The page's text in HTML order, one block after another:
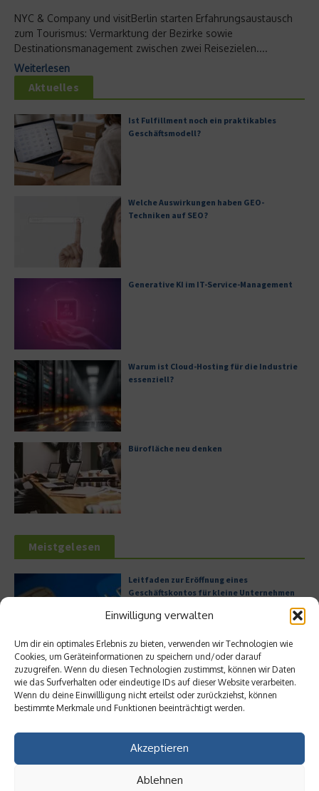
Einwilligung verwalten
Um dir ein optimales Erlebnis zu bieten, verwenden wir Technologien wie
Cookies, um Geräteinformationen zu speichern und/oder darauf
zuzugreifen. Wenn du diesen Technologien zustimmst, können wir Daten
wie das Surfverhalten oder eindeutige IDs auf dieser Website verarbeiten.
Wenn du deine Einwillligung nicht erteilst oder zurückziehst, können
bestimmte Merkmale und Funktionen beeinträchtigt werden.
Akzeptieren
Ablehnen
NYC & Company und visitBerlin starten Erfahrungsaustausch
zum Tourismus: Vermarktung der Bezirke sowie
Destinationsmanagement zwischen zwei Reisezielen....
Weiterlesen
Aktuelles
Ist Fulfillment noch ein praktikables
Geschäftsmodell?
Welche Auswirkungen haben GEO-
Techniken auf SEO?
Generative KI im IT-Service-Management
Warum ist Cloud-Hosting für die Industrie
essenziell?
Bürofläche neu denken
Meistgelesen
Leitfaden zur Eröffnung eines
Geschäftskontos für kleine Unternehmen
Hilton Worldwide: Eine Ikone der globalen
Hotellerie im Wandel der Zeit
Digitalisierung als Wettbewerbsvorteil